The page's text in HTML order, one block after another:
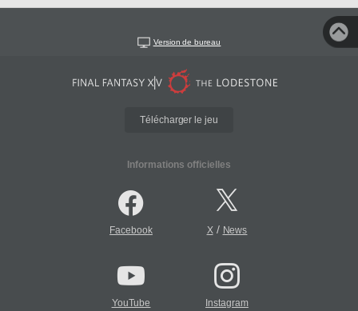
Version de bureau
Télécharger le jeu
Informations officielles
Facebook X/ News
YouTube Instagram